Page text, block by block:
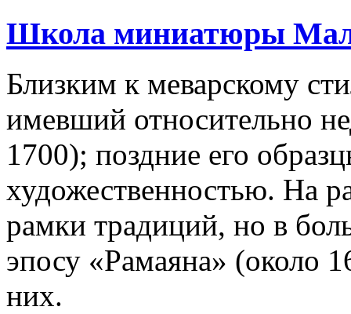
Школа миниатюры
Близким к меварскому
имевший относительно
1700); поздние его
художественностью. На
рамки традиций, но в
эпосу «Рамаяна» (около
них.